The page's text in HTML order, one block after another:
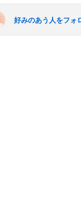
好みのあう人をフォ